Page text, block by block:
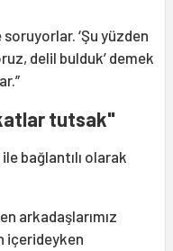
soruyorlar. ‘Şu yüzden
delil bulduk’ demek
tutsak"
bağlantılı olarak
arkadaşlarımız
içerideyken